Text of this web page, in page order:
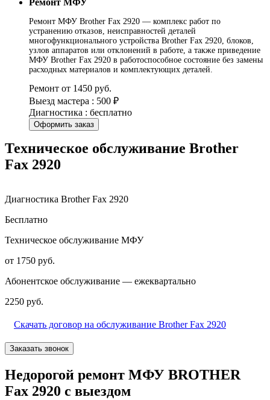
Ремонт МФУ Brother Fax 2920 — комплекс работ по
устранению отказов, неисправностей деталей
многофункционального устройства Brother Fax 2920, блоков,
узлов аппаратов или отклонений в работе, а также приведение
МФУ Brother Fax 2920 в работоспособное состояние без замены
расходных материалов и комплектующих деталей.
Ремонт от 1450 руб.
Выезд мастера : 500 ₽
Диагностика : бесплатно
Оформить заказ
Техническое обслуживание Brother
Fax 2920
Диагностика Brother Fax 2920
Бесплатно
Техническое обслуживание МФУ
от 1750 руб.
Абонентское обслуживание — ежеквартально
2250 руб.
Скачать договор на обслуживание Brother Fax 2920
Заказать звонок
Недорогой ремонт МФУ BROTHER
Fax 2920 с выездом